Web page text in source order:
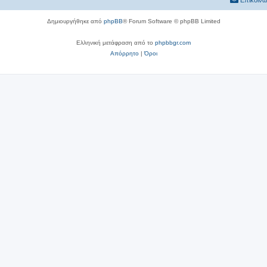
Δημιουργήθηκε από phpBB® Forum Software © phpBB Limited
Ελληνική μετάφραση από το phpbbgr.com
Απόρρητο|Όροι